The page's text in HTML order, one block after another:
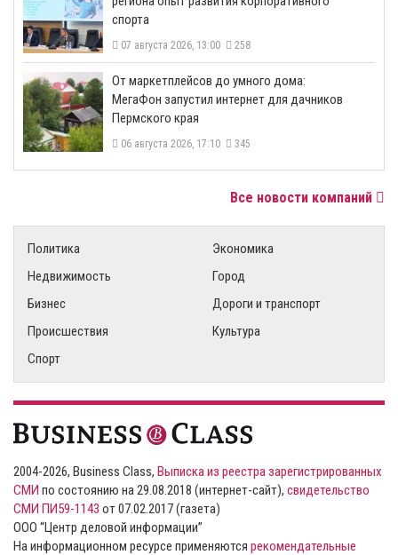
спорта
07 августа 2026, 13:00 258
От маркетплейсов до умного дома:
МегаФон запустил интернет для дачников
Пермского края
06 августа 2026, 17:10 345
Все новости компаний
Политика
Экономика
Недвижимость
Город
Бизнес
Дороги и транспорт
Происшествия
Культура
Спорт
2004-2026, Business Class, Выписка из реестра зарегистрированных
СМИ по состоянию на 29.08.2018 (интернет-сайт), свидетельство
СМИ ПИ59-1143 от 07.02.2017 (газета)
ООО “Центр деловой информации”
На информационном ресурсе применяются рекомендательные